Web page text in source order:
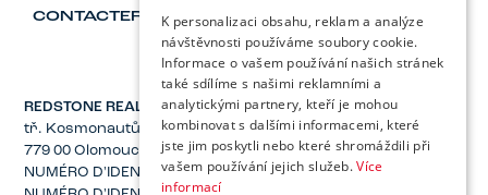
REDSTONE REAL ESTATE, Inc.
tř. Kosmonautů 1221/2a
779 00 Olomouc
NUMÉRO D'IDENTIFICATION : 04137582
CONTACTER
K personalizaci obsahu, reklam a analýze
návštěvnosti používáme soubory cookie.
Informace o vašem používání našich stránek
také sdílíme s našimi reklamními a
analytickými partnery, kteří je mohou
kombinovat s dalšími informacemi, které
jste jim poskytli nebo které shromáždili při
vašem používání jejich služeb.Více
informací